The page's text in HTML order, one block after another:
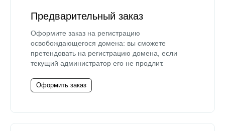
Предварительный заказ
Оформите заказ на регистрацию
освобождающегося домена: вы сможете
претендовать на регистрацию домена, если
текущий администратор его не продлит.
Оформить заказ